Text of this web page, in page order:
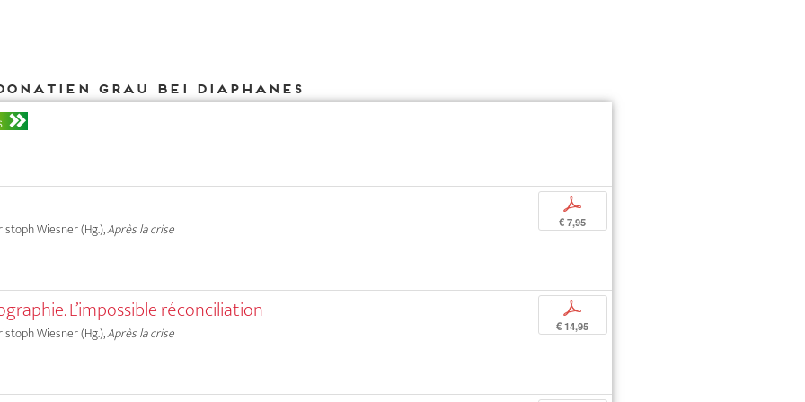
Grau bei DIAPHANES
Wiesner (Hg.),Après la crise
p
€ 7,95
L’impossible réconciliation
Wiesner (Hg.),Après la crise
p
€ 14,95